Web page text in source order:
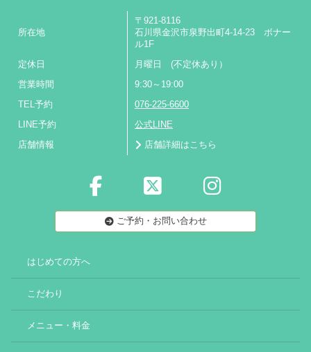
所在地
〒921-8116
石川県金沢市泉野出町4-14-23 ボナー
ル1F
定休日 月曜日 (不定休あり）
営業時間 9:30～19:00
TEL予約 076-225-6600
LINE予約 公式LINE
店舗情報 店舗詳細はこちら
ご予約・お問い合わせ
はじめての方へ
こだわり
メニュー・料金